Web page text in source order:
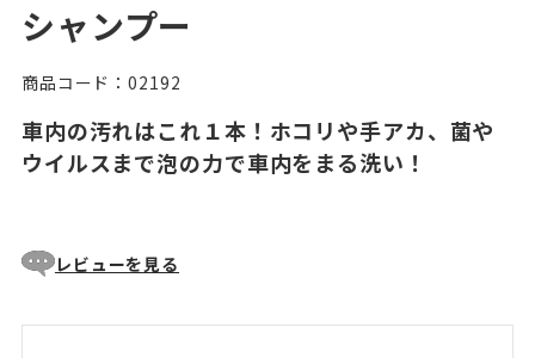
シャンプー
商品コード：02192
車内の汚れはこれ１本！ホコリや手アカ、菌や
ウイルスまで泡の力で車内をまる洗い！
レビューを見る